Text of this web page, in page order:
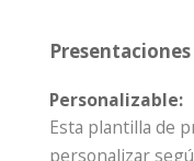
Personalizable:
Esta plantilla de
personalizar